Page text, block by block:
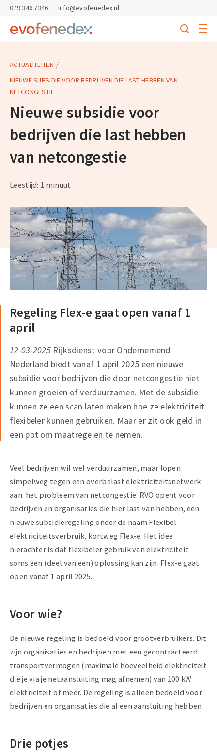
skipToContent
skipToFooter
Return
homepage
Search
menu
079 346 7346 info@evofenedex.nl
ACTUALITEITEN
NIEUWE SUBSIDIE VOOR BEDRIJVEN DIE LAST HEBBEN VAN
NETCONGESTIE
Nieuwe subsidie voor
bedrijven die last hebben
van netcongestie
Leestijd: 1 minuut
Regeling Flex-e gaat open vanaf 1
april
12-03-2025 Rijksdienst voor Ondernemend
Nederland biedt vanaf 1 april 2025 een nieuwe
subsidie voor bedrijven die door netcongestie niet
kunnen groeien of verduurzamen. Met de subsidie
kunnen ze een scan laten maken hoe ze elektriciteit
flexibeler kunnen gebruiken. Maar er zit ook geld in
een pot om maatregelen te nemen.
Veel bedrijven wil wel verduurzamen, maar lopen
simpelweg tegen een overbelast elektriciteitsnetwerk
aan: het probleem van netcongestie. RVO opent voor
bedrijven en organisaties die hier last van hebben, een
nieuwe subsidieregeling onder de naam Flexibel
elektriciteitsverbruik, kortweg Flex-e. Het idee
hierachter is dat flexibeler gebruik van elektriciteit
soms een (deel van een) oplossing kan zijn. Flex-e gaat
open vanaf 1 april 2025.
Voor wie?
De nieuwe regeling is bedoeld voor grootverbruikers. Dit
zijn organisaties en bedrijven met een gecontracteerd
transportvermogen (maximale hoeveelheid elektriciteit
die je via je netaansluiting mag afnemen) van 100 kW
elektriciteit of meer. De regeling is alleen bedoeld voor
bedrijven en organisaties die al een aansluiting hebben.
Drie potjes